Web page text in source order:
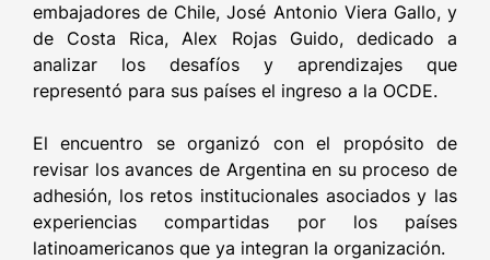
embajadores de Chile, José Antonio Viera Gallo, y
de Costa Rica, Alex Rojas Guido, dedicado a
analizar los desafíos y aprendizajes que
representó para sus países el ingreso a la OCDE.
El encuentro se organizó con el propósito de
revisar los avances de Argentina en su proceso de
adhesión, los retos institucionales asociados y las
experiencias compartidas por los países
latinoamericanos que ya integran la organización.